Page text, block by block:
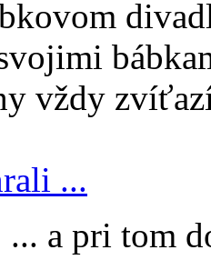
vždy
...
... a pri tom